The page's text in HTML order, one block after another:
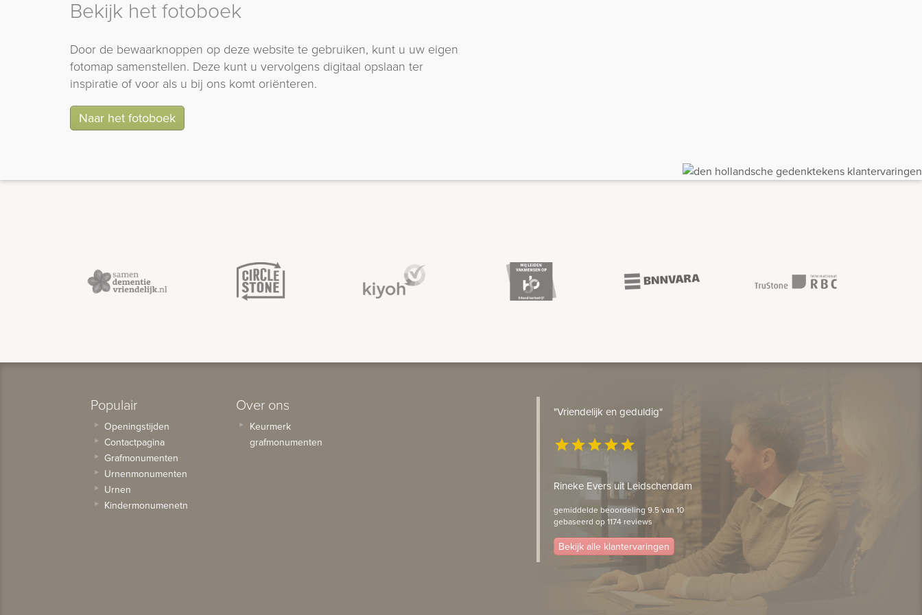
Bekijk het fotoboek
Door de bewaarknoppen op deze website te gebruiken, kunt u uw eigen
fotomap samenstellen. Deze kunt u vervolgens digitaal opslaan ter
inspiratie of voor als u bij ons komt oriënteren.
Naar het fotoboek
Populair
Openingstijden
Contactpagina
Grafmonumenten
Urnenmonumenten
Urnen
Kindermonumenetn
Over ons
Keurmerk
grafmonumenten
"Vriendelijk en geduldig"
starstarstarstarstar
Rineke Evers uit Leidschendam
gemiddelde beoordeling 9.5 van 10
gebaseerd op 1174 reviews
Bekijk alle klantervaringen